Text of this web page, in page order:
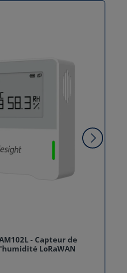
- Capteur de
LoRaWAN